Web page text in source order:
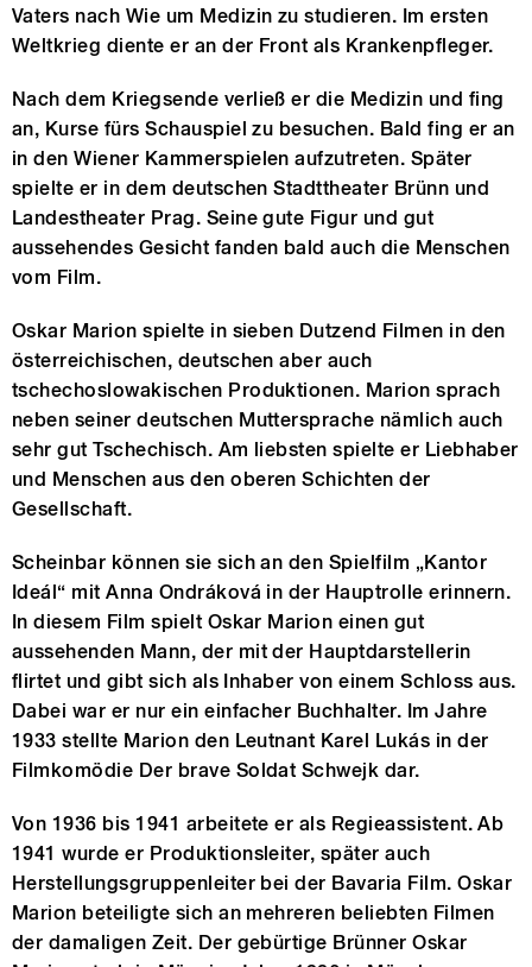
Vaters nach Wie um Medizin zu studieren. Im ersten
Weltkrieg diente er an der Front als Krankenpfleger.
Nach dem Kriegsende verließ er die Medizin und fing
an, Kurse fürs Schauspiel zu besuchen. Bald fing er an
in den Wiener Kammerspielen aufzutreten. Später
spielte er in dem deutschen Stadttheater Brünn und
Landestheater Prag. Seine gute Figur und gut
aussehendes Gesicht fanden bald auch die Menschen
vom Film.
Oskar Marion spielte in sieben Dutzend Filmen in den
österreichischen, deutschen aber auch
tschechoslowakischen Produktionen. Marion sprach
neben seiner deutschen Muttersprache nämlich auch
sehr gut Tschechisch. Am liebsten spielte er Liebhaber
und Menschen aus den oberen Schichten der
Gesellschaft.
Scheinbar können sie sich an den Spielfilm „Kantor
Ideál“ mit Anna Ondráková in der Hauptrolle erinnern.
In diesem Film spielt Oskar Marion einen gut
aussehenden Mann, der mit der Hauptdarstellerin
flirtet und gibt sich als Inhaber von einem Schloss aus.
Dabei war er nur ein einfacher Buchhalter. Im Jahre
1933 stellte Marion den Leutnant Karel Lukás in der
Filmkomödie Der brave Soldat Schwejk dar.
Von 1936 bis 1941 arbeitete er als Regieassistent. Ab
1941 wurde er Produktionsleiter, später auch
Herstellungsgruppenleiter bei der Bavaria Film. Oskar
Marion beteiligte sich an mehreren beliebten Filmen
der damaligen Zeit. Der gebürtige Brünner Oskar